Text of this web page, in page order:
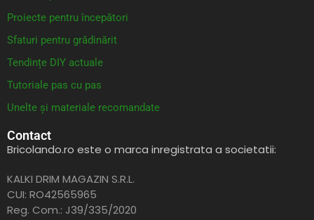
Proiecte pentru începători
Sfaturi pentru grădinărit
Tendințe DIY actuale
Tutoriale pas cu pas
Unelte și materiale recomandate
Contact
Bricolando.ro este o marca inregistrata a societatii:
KALKI DRIM MAGAZIN S.R.L.
CUI: RO42565965
Reg. Com.: J39/335/2020